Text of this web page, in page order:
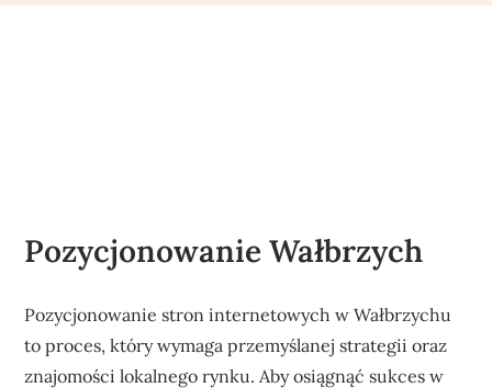
Pozycjonowanie Wałbrzych
Pozycjonowanie stron internetowych w Wałbrzychu
to proces, który wymaga przemyślanej strategii oraz
znajomości lokalnego rynku. Aby osiągnąć sukces w